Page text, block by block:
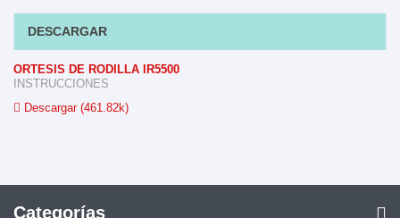
DESCARGAR
ORTESIS DE RODILLA IR5500
INSTRUCCIONES
Descargar (461.82k)
Categorías